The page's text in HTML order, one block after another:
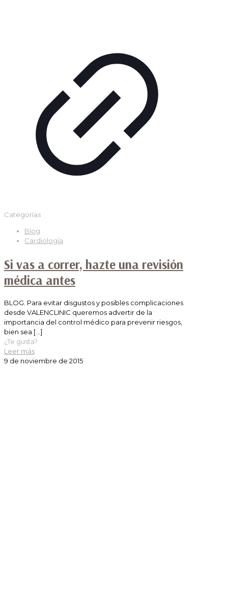
Categorías
Blog
Cardiología
Si vas a correr, hazte una revisión
médica antes
BLOG. Para evitar disgustos y posibles complicaciones
desde VALENCLINIC queremos advertir de la
importancia del control médico para prevenir riesgos,
bien sea […]
¿Te gusta?
Leer más
9 de noviembre de 2015